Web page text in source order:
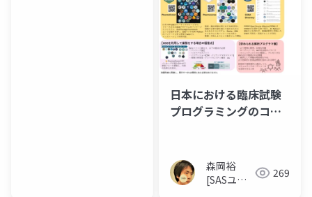
日本における臨床試験
プログラミングのコミ
森岡裕
[SASユー
269